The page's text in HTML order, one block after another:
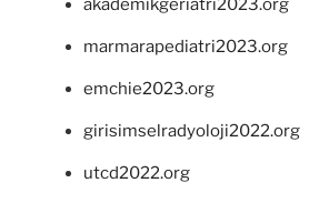
akademikgeriatri2023.org
marmarapediatri2023.org
emchie2023.org
girisimselradyoloji2022.org
utcd2022.org